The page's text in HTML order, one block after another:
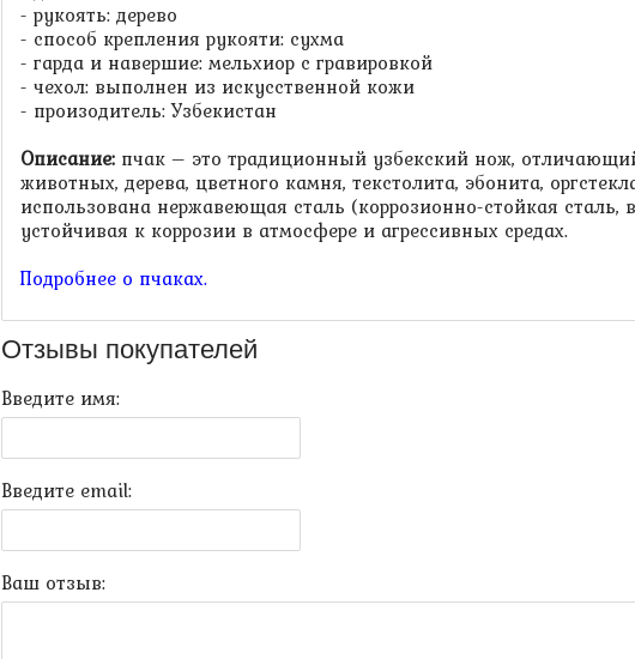
- рукоять: дерево
- способ крепления рукояти: сухма
- гарда и навершие: мельхиор с гравировкой
- чехол: выполнен из искусственной кожи
- произодитель: Узбекистан
Описание: пчак – это традиционный узбекский нож,
животных, дерева, цветного камня, текстолита, эбонита,
использована нержавеющая сталь (коррозионно-стойкая сталь,
устойчивая к коррозии в атмосфере и агрессивных средах.
Подробнее о пчаках.
Отзывы покупателей
Введите имя:
Введите email:
Ваш отзыв: